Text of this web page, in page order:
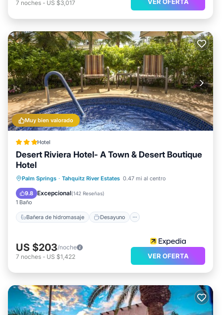
7 noches - US $3,017
Muy bien valorado
Hotel
Desert Riviera Hotel- A Town & Desert Boutique
Hotel
Palm Springs · Tahquitz River Estates 0.47 mi al centro
9.8 Excepcional(142 Reseñas)
1 Baño
Bañera de hidromasaje Desayuno
Bañera de hidromasaje
Desayuno
Aparcamiento
US $203/noche
7 noches - US $1,422 VER OFERTA